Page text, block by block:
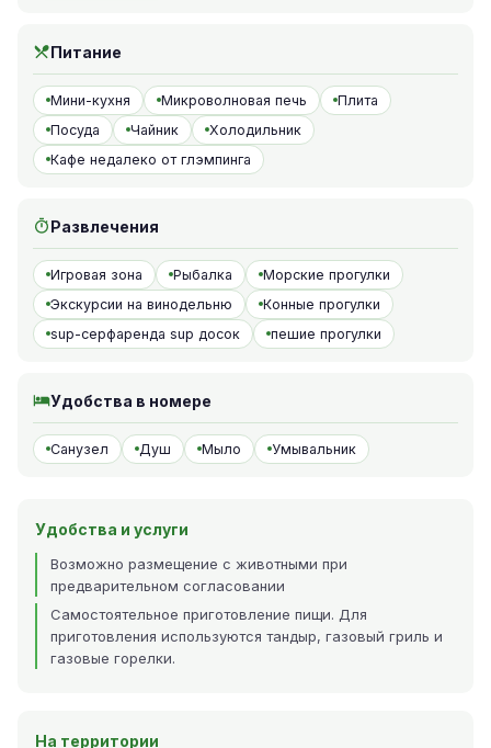
Питание
Мини-кухня Микроволновая печь
Плита
Посуда
Чайник
Холодильник
Кафе недалеко от глэмпинга
Развлечения
Игровая зона Рыбалка
Морские прогулки
Экскурсии на винодельню
Конные прогулки
sup-серфаренда sup досок
пешие прогулки
Удобства в номере
Санузел Душ Мыло Умывальник
Удобства и услуги
Возможно размещение с животными при
предварительном согласовании
Самостоятельное приготовление пищи. Для
приготовления используются тандыр, газовый гриль и
газовые горелки.
На территории